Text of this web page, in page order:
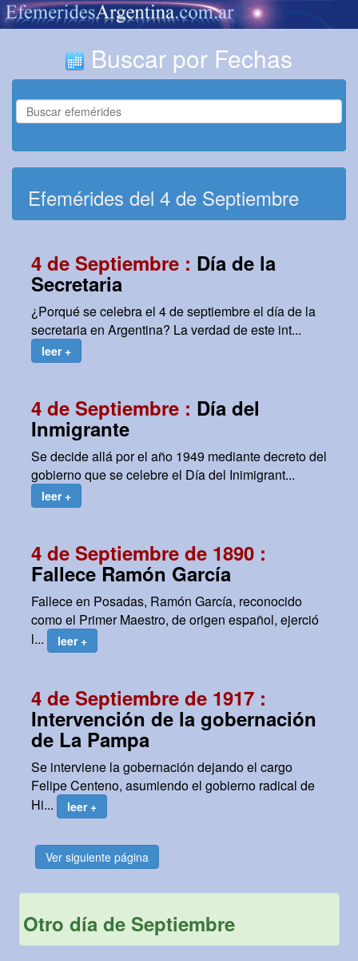
Buscar por Fechas
Efemérides del 4 de Septiembre
4 de Septiembre : Día de la
Secretaria
¿Porqué se celebra el 4 de septiembre el día de la
secretaria en Argentina? La verdad de este int...
leer +
4 de Septiembre : Día del
Inmigrante
Se decide allá por el año 1949 mediante decreto del
gobierno que se celebre el Día del Inimigrant...
leer +
4 de Septiembre de 1890 :
Fallece Ramón García
Fallece en Posadas, Ramón García, reconocido
como el Primer Maestro, de origen español, ejerció
l...
leer +
4 de Septiembre de 1917 :
Intervención de la gobernación
de La Pampa
Se interviene la gobernación dejando el cargo
Felipe Centeno, asumiendo el gobierno radical de
Hi...
leer +
Ver siguiente página
Otro día de Septiembre